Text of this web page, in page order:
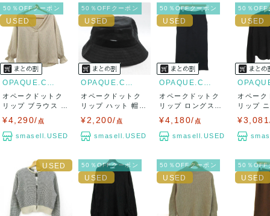
50％OFFクーポン
OPAQUE.CLIP
オペークドットク
リップ ブラウス シ
¥4,290/ 点
smasell.USED
50％OFFクーポン
OPAQUE.CLIP
オペークドットク
リップ ハット 帽子
¥2,200/ 点
smasell.USED
50％OFFクーポン
OPAQUE.CLIP
オペークドットク
リップ ロングスカ
¥4,180/ 点
smasell.USED
50％OFF
オペーク
リップ
50％OFFクーポン 50％OFFクーポン 50％OFF